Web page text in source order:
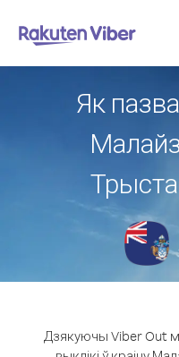
Як
Дзякуючы Viber Out